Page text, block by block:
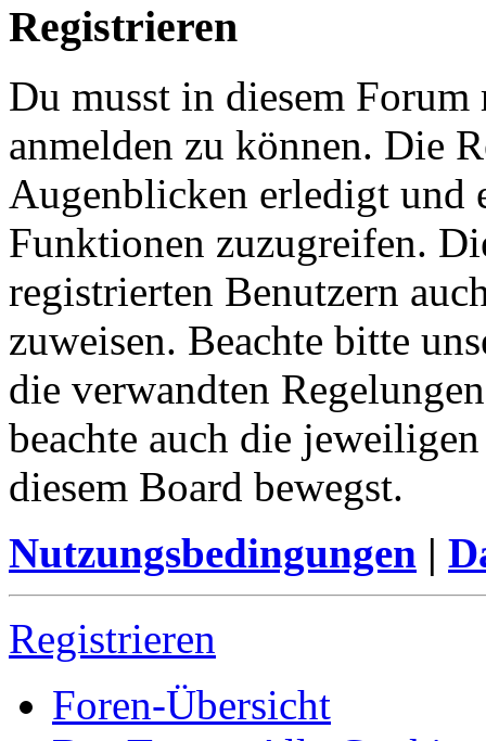
Registrieren
Du musst in diesem
anmelden zu können. Die
Augenblicken erledigt und
Funktionen zuzugreifen.
registrierten Benutzern
zuweisen. Beachte bitte
die verwandten
beachte auch die
diesem Board bewegst.
Nutzungsbedingungen |
Registrieren
Foren-Übersicht